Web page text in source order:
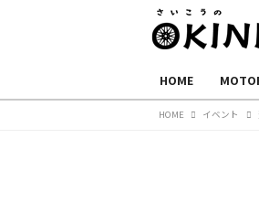
HOME
HOME イベント